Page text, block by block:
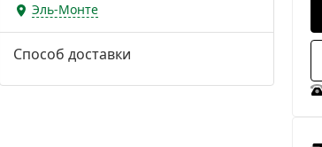
Эль-Монте
Способ доставки